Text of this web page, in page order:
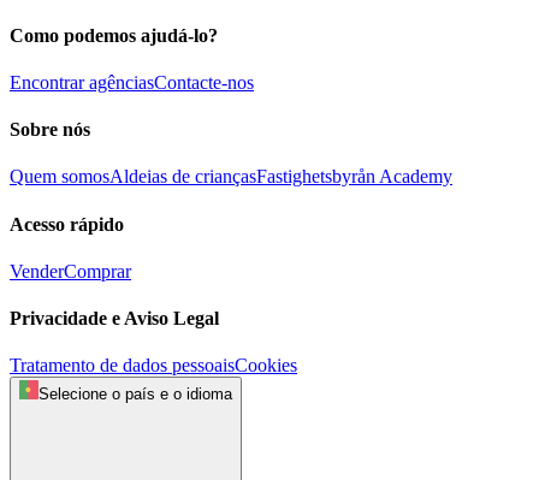
Como podemos ajudá-lo?
Encontrar agênciasContacte-nos
Sobre nós
Quem somosAldeias de criançasFastighetsbyrån Academy
Acesso rápido
VenderComprar
Privacidade e Aviso Legal
Tratamento de dados pessoaisCookies
Selecione o país e o idioma